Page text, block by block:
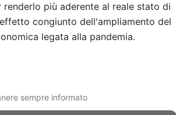
più aderente al reale stato di
congiunto dell'ampliamento del
legata alla pandemia.
sempre informato